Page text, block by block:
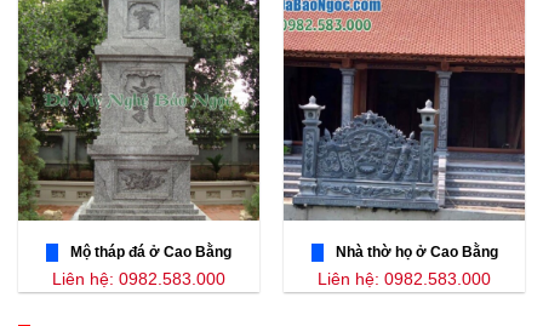
Mộ tháp đá ở Cao Bằng
Liên hệ: 0982.583.000
Nhà thờ họ ở Cao Bằng
Liên hệ: 0982.583.000